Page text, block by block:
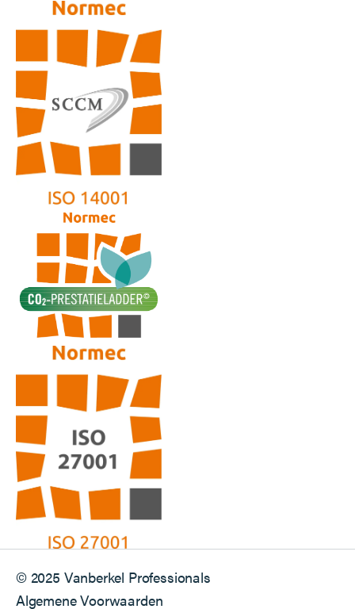
© 2025 Vanberkel Professionals
Algemene Voorwaarden